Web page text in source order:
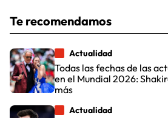
Te recomendamos
Actualidad
Todas las fechas de las
en el Mundial 2026:
más
Actualidad